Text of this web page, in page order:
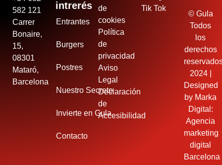
582 121
Carrer
Bonaire,
15,
08301
Mataró,
Barcelona
intrerés
Entrantes
Burgers
Postres
Nuestro Secreto
Invierte en Gula
Contacto
de
cookies
Política
de
privacidad
Aviso
Legal
Declaración
de
Accesibilidad
Tik Tok
© Gula
Todos
los
derechos
2024 |
Designed
by Marka
Digital:
Agencia
marketing
digital
Barcelona